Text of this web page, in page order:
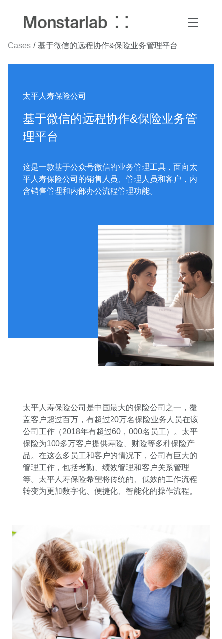
Cases 基于微信的远程协作&保险业务管理平台
太平人寿保险公司
基于微信的远程协作&保险业务管
理平台
这是一款基于公众号微信的业务管理工具，面向太
平人寿保险公司的销售人员、管理人员和客户，内
含销售管理和内部办公流程管理功能。
太平人寿保险公司是中国最大的保险公司之一，覆
盖客户超过百万，有超过20万名保险业务人员在该
公司工作（2018年有超过60，000名员工）。太平
保险为100多万客户提供寿险、财险等多种保险产
品。在这么多员工和客户的情况下，公司有巨大的
管理工作，包括考勤、绩效管理和客户关系管理
等。太平人寿保险希望将传统的、低效的工作流程
转变为更加数字化、便捷化、智能化的操作流程。